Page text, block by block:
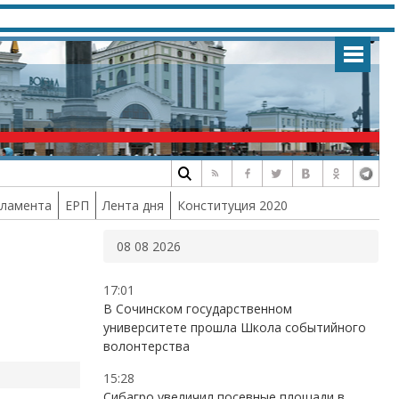
ЕРП Лента дня Конституция 2020
08 08 2026
17:01
В Сочинском государственном
университете прошла Школа событийного
волонтерства
15:28